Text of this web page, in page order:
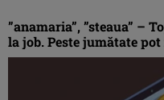
”anamaria”, ”steaua” –
la job. Peste jumătate